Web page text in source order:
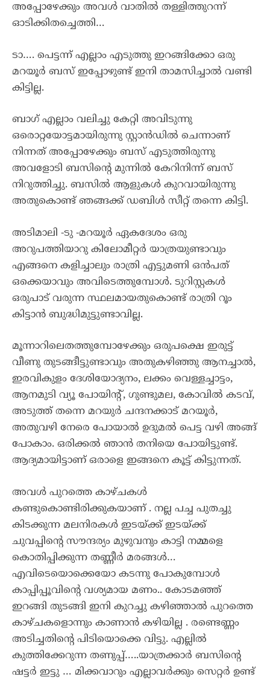
അപ്പോഴേക്കും അവൾ വാതിൽ തള്ളിത്തുറന്ന്
ഓടിക്കിതച്ചെത്തി…
ടാ…. പെട്ടന്ന് എല്ലാം എടുത്തു ഇറങ്ങിക്കോ ഒരു
മറയൂർ ബസ് ഇപ്പോഴുണ്ട് ഇനി താമസിച്ചാൽ വണ്ടി
കിട്ടില്ല.
ബാഗ് എല്ലാം വലിച്ചു കേറ്റി അവിടുന്നു
ഒരൊറ്റയോട്ടമായിരുന്നു സ്റ്റാൻഡിൽ ചെന്നാണ്
നിന്നത് അപ്പോഴേക്കും ബസ് എടുത്തിരുന്നു
അവളോടി ബസിന്റെ മുന്നിൽ കേറിനിന്ന് ബസ്
നിറുത്തിച്ചു. ബസിൽ ആളുകൾ കുറവായിരുന്നു
അതുകൊണ്ട് ഞങ്ങക്ക് ഡബിൾ സീറ്റ് തന്നെ കിട്ടി.
അടിമാലി -ടു -മറയൂർ ഏകദേശം ഒരു
അറുപത്തിയാറു കിലോമീറ്റർ യാത്രയുണ്ടാവും
എങ്ങനെ കളിച്ചാലും രാത്രി എട്ടുമണി ഒൻപത്
ഒക്കെയാവും അവിടെത്തുമ്പോൾ. ടുറിസ്റ്റകൾ
ഒരുപാട് വരുന്ന സ്ഥലമായതുകൊണ്ട് രാത്രി റൂം
കിട്ടാൻ ബുദ്ധിമുട്ടുണ്ടാവില്ല.
മൂന്നാറിലെതത്തുമ്പോഴേക്കും ഒരുപക്ഷെ ഇരുട്ട്
വീണു തുടങ്ങീട്ടുണ്ടാവും അതുകഴിഞ്ഞു ആനച്ചാൽ,
ഇരവികുളം ദേശിയോദ്യനം, ലക്കം വെള്ളച്ചാട്ടം,
ആനമുടി വ്യൂ പോയിന്റ്, ഗുണ്ടുമല, കോവിൽ കടവ്,
അടുത്ത് തന്നെ മറയുർ ചന്ദനക്കാട് മറയൂർ,
അതുവഴി നേരെ പോയാൽ ഉദുമൽ പെട്ട വഴി അങ്ങ്
പോകാം. ഒരിക്കൽ ഞാൻ തനിയെ പോയിട്ടുണ്ട്.
ആദ്യമായിട്ടാണ് ഒരാളെ ഇങ്ങനെ കൂട്ട് കിട്ടുന്നത്.
അവൾ പുറത്തെ കാഴ്ചകൾ
കണ്ടുകൊണ്ടിരിക്കുകയാണ് . നല്ല പച്ച പുതച്ചു
കിടക്കുന്ന മലനിരകൾ ഇടയ്ക്ക് ഇടയ്ക്ക്
ചുവപ്പിന്റെ സൗന്ദര്യം മുഴുവനും കാട്ടി നമ്മളെ
കൊതിപ്പിക്കുന്ന തണ്ണീർ മരങ്ങൾ…
എവിടെയൊക്കെയോ കടന്നു പോകുമ്പോൾ
കാപ്പിപ്പൂവിന്റെ വശ്യമായ മണം.. കോടമഞ്ഞ്
ഇറങ്ങി തുടങ്ങി ഇനി കുറച്ചു കഴിഞ്ഞാൽ പുറത്തെ
കാഴ്ചകളൊന്നും കാണാൻ കഴിയില്ല . രണ്ടെണ്ണം
അടിച്ചതിന്റെ പിടിയൊക്കെ വിട്ടു. എല്ലിൽ
കുത്തിക്കേറുന്ന തണുപ്പ്…..യാത്രക്കാർ ബസിന്റെ
ഷട്ടർ ഇട്ടു … മിക്കവാറും എല്ലാവർക്കും സെറ്റർ ഉണ്ട്